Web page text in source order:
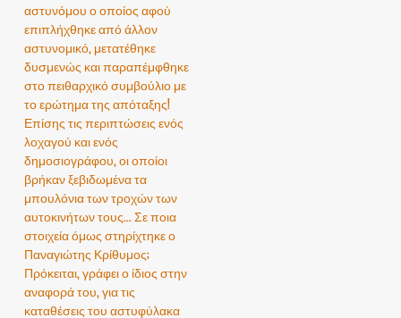
αστυνόμου ο οποίος αφού
επιπλήχθηκε από άλλον
αστυνομικό, μετατέθηκε
δυσμενώς και παραπέμφθηκε
στο πειθαρχικό συμβούλιο με
το ερώτημα της απόταξης!
Επίσης τις περιπτώσεις ενός
λοχαγού και ενός
δημοσιογράφου, οι οποίοι
βρήκαν ξεβιδωμένα τα
μπουλόνια των τροχών των
αυτοκινήτων τους... Σε ποια
στοιχεία όμως στηρίχτηκε ο
Παναγιώτης Κρίθυμος;
Πρόκειται, γράφει ο ίδιος στην
αναφορά του, για τις
καταθέσεις του αστυφύλακα